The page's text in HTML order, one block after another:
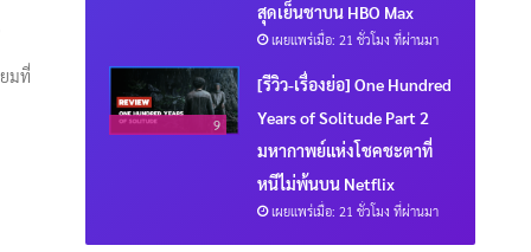
มที่
สุดเย็นชาบน HBO Max
เผยแพร่เมื่อ: 21 ชั่วโมง ที่ผ่านมา
9
[รีวิว-เรื่องย่อ] One Hundred
Years of Solitude Part 2
มหากาพย์แห่งโชคชะตาที่
หนีไม่พ้นบน Netflix
เผยแพร่เมื่อ: 21 ชั่วโมง ที่ผ่านมา